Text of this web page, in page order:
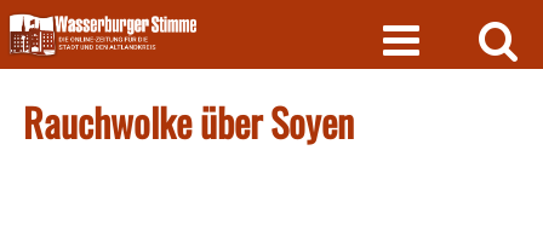
Skip
to
content
Rauchwolke über Soyen